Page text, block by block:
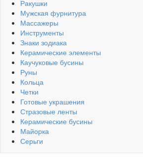
Ракушки
Мужская фурнитура
Массажеры
Инструменты
Знаки зодиака
Керамические элементы
Каучуковые бусины
Руны
Кольца
Четки
Готовые украшения
Стразовые ленты
Керамические бусины
Майорка
Серьги